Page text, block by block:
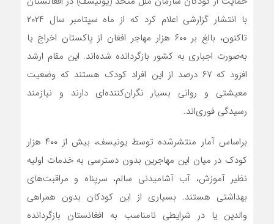
با انتشار گزارشی اعلام کرد که از ماه سپتامبر سال ۲۰۲۴
تاکنون، بالغ بر ۶۰۰ هزار مهاجر افغان از پاکستان اخراج یا
به‌صورت اجباری به کشور بازگردانده شده‌اند. این مقام ارشد
افزود که ۶۷ درصد از این افراد کودک هستند که وضعیت
معیشتی و روانی بسیار نگران‌کننده‌ای دارند و نیازمند
رسیدگی فوری‌اند.
براساس آمار منتشرشده توسط یونیسف، بیش از ۴۰۰ هزار
کودک در میان این مهاجرین بدون دسترسی به خدمات اولیه
نظیر آموزش، آب آشامیدنی سالم، سرپناه و مراقبت‌های
بهداشتی هستند. بسیاری از این کودکان بدون همراهی
والدین یا در شرایطی نامناسب به افغانستان بازگردانده